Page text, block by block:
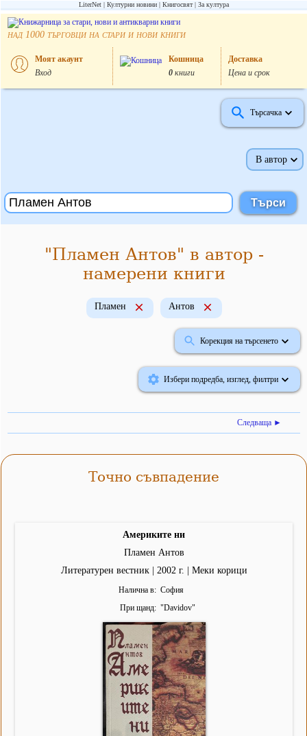
LiterNet Културни новини Книгосвят За култура
над 1000 търговци на стари и нови книги
Моят акаунт
Вход
Кошница
0книги
Доставка
Цена и срок
Търсачка
В автор
"Пламен Антов" в автор -
намерени книги
Пламен Антов
Корекция на търсенето
Избери подредба, изглед, филтри
Следваща ►
Точно съвпадение
Америките ни
Пламен Антов
Литературен вестник | 2002 г. | Меки корици
Налична в
София
При щанд
"Davidov"